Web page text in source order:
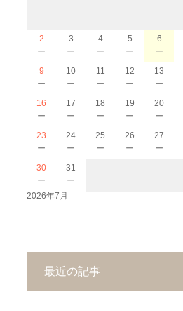
2
－
3
－
4
－
5
－
6
－
9
－
10
－
11
－
12
－
13
－
16
－
17
－
18
－
19
－
20
－
23
－
24
－
25
－
26
－
27
－
30
－
31
－
2026年7月
最近の記事